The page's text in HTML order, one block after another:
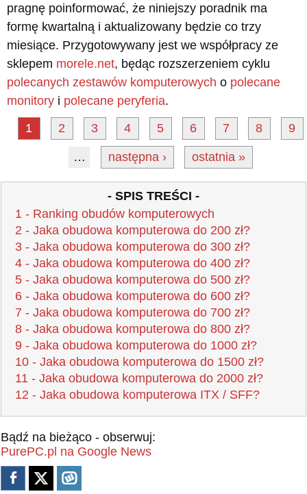
pragnę poinformować, że niniejszy poradnik ma
formę kwartalną i aktualizowany będzie co trzy
miesiące. Przygotowywany jest we współpracy ze
sklepem morele.net, będąc rozszerzeniem cyklu
polecanych zestawów komputerowych o polecane
monitory i polecane peryferia.
1
2 3 4 5 6 7 8 9
… następna › ostatnia »
- SPIS TREŚCI -
1 - Ranking obudów komputerowych
2 - Jaka obudowa komputerowa do 200 zł?
3 - Jaka obudowa komputerowa do 300 zł?
4 - Jaka obudowa komputerowa do 400 zł?
5 - Jaka obudowa komputerowa do 500 zł?
6 - Jaka obudowa komputerowa do 600 zł?
7 - Jaka obudowa komputerowa do 700 zł?
8 - Jaka obudowa komputerowa do 800 zł?
9 - Jaka obudowa komputerowa do 1000 zł?
10 - Jaka obudowa komputerowa do 1500 zł?
11 - Jaka obudowa komputerowa do 2000 zł?
12 - Jaka obudowa komputerowa ITX / SFF?
Bądź na bieżąco - obserwuj:
PurePC.pl na Google News